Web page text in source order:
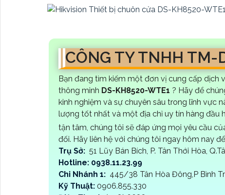
CÔNG TY TNHH TM-
Bạn đang tìm kiếm một đơn vị cung cấp dịch
thông minh DS-KH8520-WTE1 ? Hãy để
kinh nghiệm và sự chuyên sâu trong lĩnh vực
lượng tốt nhất và một địa chỉ uy tín hàng đầu
tận tâm, chúng tôi sẽ đáp ứng mọi yêu cầu
đối. Hãy liên hệ với chúng tôi ngay hôm nay
Trụ Sở: 51 Lũy Bán Bích, P. Tân Thới Hòa,
Hotline: 0938.11.23.99
Chi Nhánh 1: 445/38 Tân Hòa Đông,P Bình
Kỹ Thuật: 0906.855.330